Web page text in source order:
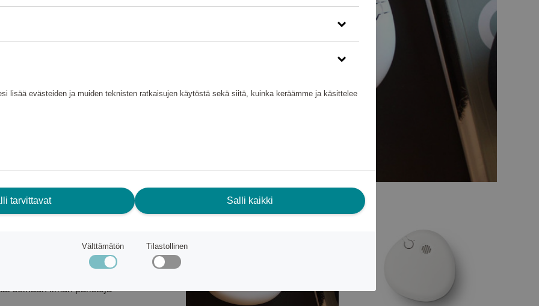
– optisen
nopeasti jo kyteviin
käyttöaika)
toiminnassa
seinään ilman paristoja
lisää evästeiden ja muiden teknisten ratkaisujen käytöstä sekä siitä, kuinka keräämme ja käsittelee
tarvittavat Salli kaikki
Välttämätön Tilastollinen